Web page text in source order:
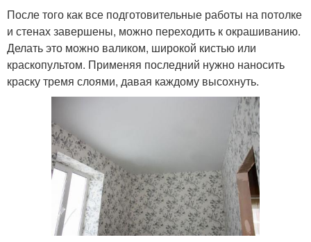
После того как все подготовительные работы на потолке
и стенах завершены, можно переходить к окрашиванию.
Делать это можно валиком, широкой кистью или
краскопультом. Применяя последний нужно наносить
краску тремя слоями, давая каждому высохнуть.